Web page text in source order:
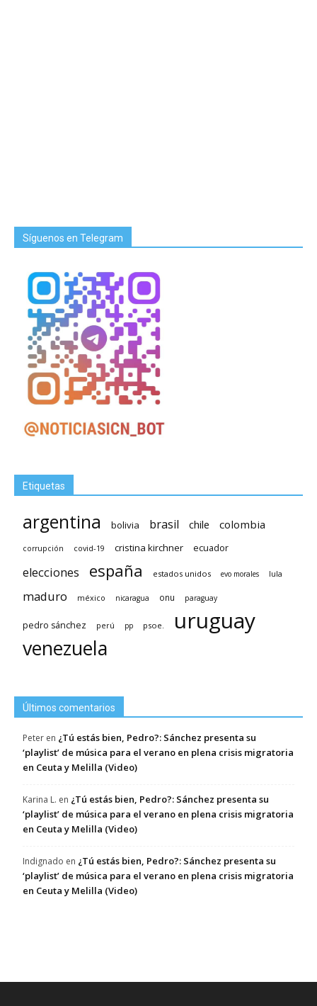
Síguenos en Telegram
Etiquetas
argentina bolivia brasil chile colombia
corrupción covid-19 cristina kirchner ecuador
elecciones españa estados unidos evo morales lula
maduro méxico nicaragua onu paraguay
pedro sánchez perú pp psoe. uruguay
venezuela
Últimos comentarios
Peter en ¿Tú estás bien, Pedro?: Sánchez presenta su
‘playlist’ de música para el verano en plena crisis migratoria
en Ceuta y Melilla (Video)
Karina L. en ¿Tú estás bien, Pedro?: Sánchez presenta su
‘playlist’ de música para el verano en plena crisis migratoria
en Ceuta y Melilla (Video)
Indignado en ¿Tú estás bien, Pedro?: Sánchez presenta su
‘playlist’ de música para el verano en plena crisis migratoria
en Ceuta y Melilla (Video)